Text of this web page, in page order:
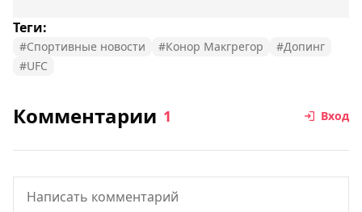
Теги:
#Спортивные новости #Конор Макгрегор
#Допинг
#UFC
Комментарии 1 Вход